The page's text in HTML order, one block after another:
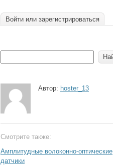
Войти или зарегистрироваться
Автор: hoster_13
Смотрите также:
Амплитудные волоконно-оптические
датчики